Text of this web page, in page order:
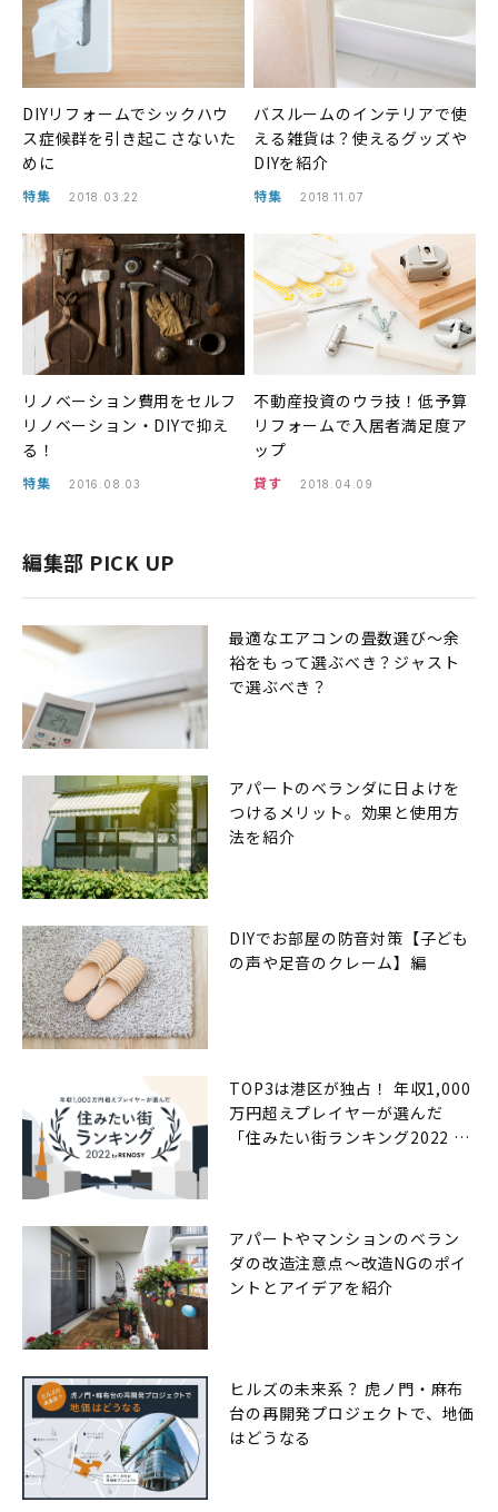
DIYリフォームでシックハウ
ス症候群を引き起こさないた
めに
特集 2018.03.22
バスルームのインテリアで使
える雑貨は？使えるグッズや
DIYを紹介
特集 2018.11.07
リノベーション費用をセルフ
リノベーション・DIYで抑え
る！
特集 2016.08.03
不動産投資のウラ技！低予算
リフォームで入居者満足度ア
ップ
貸す 2018.04.09
編集部 PICK UP
最適なエアコンの畳数選び〜余
裕をもって選ぶべき？ジャスト
で選ぶべき？
アパートのベランダに日よけを
つけるメリット。効果と使用方
法を紹介
DIYでお部屋の防音対策【子ども
の声や足音のクレーム】編
TOP3は港区が独占！ 年収1,000
万円超えプレイヤーが選んだ
「住みたい街ランキング2022 by
アパートやマンションのベラン
ダの改造注意点〜改造NGのポイ
ントとアイデアを紹介
ヒルズの未来系？ 虎ノ門・麻布
台の再開発プロジェクトで、地価
はどうなる